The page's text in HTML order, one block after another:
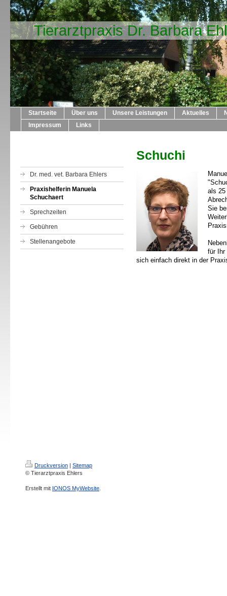
Tierarztpraxis Dr. Barbara
Startseite Über uns Unsere Leistungen Aktuelles
Impressum
Links
Dr. med. vet. Barbara Ehlers
Praxishelferin Manuela
Schuchaert
Sprechzeiten
Gebühren
Stellenangebote
Schuchi
als 25
Sie
für Ihr
sich einfach direkt in der
Druckversion | Sitemap
© Tierarztpraxis Ehlers
Erstellt mit IONOS MyWebsite